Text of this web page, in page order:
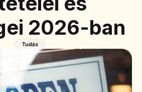
2026-ban
Tudás